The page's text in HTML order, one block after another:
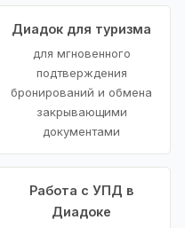
Диадок для туризма
для мгновенного
подтверждения
бронирований и обмена
закрывающими
документами
Работа с УПД в
Диадоке